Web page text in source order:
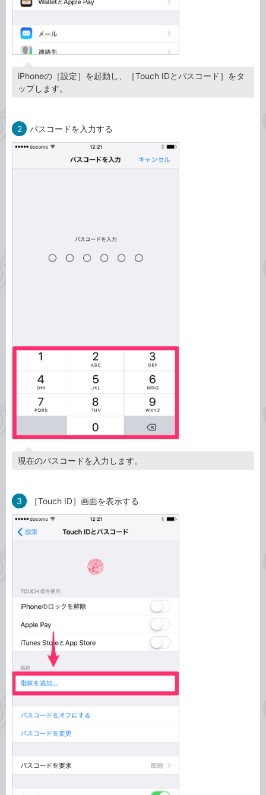
iPhoneの［設定］を起動し、［Touch IDとパスコード］をタ
ップします。
2 パスコードを入力する
現在のパスコードを入力します。
3 ［Touch ID］画面を表示する